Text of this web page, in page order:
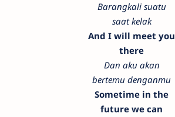
Barangkali suatu
saat kelak
And I will meet you
there
Dan aku akan
bertemu denganmu
Sometime in the
future we can